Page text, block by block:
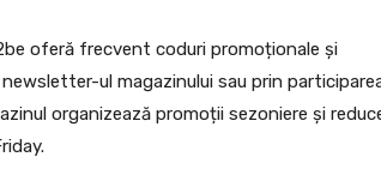
oferă frecvent coduri promoționale și
ul magazinului sau prin
organizează promoții sezoniere și